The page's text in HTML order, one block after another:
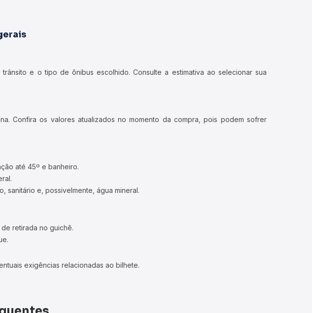
e o tipo de ônibus escolhido. Consulte a estimativa ao selecionar sua
Confira os valores atualizados no momento da compra, pois podem sofrer
até 45º e banheiro.
sanitário e, possivelmente, água mineral.
retirada no guichê.
exigências relacionadas ao bilhete.